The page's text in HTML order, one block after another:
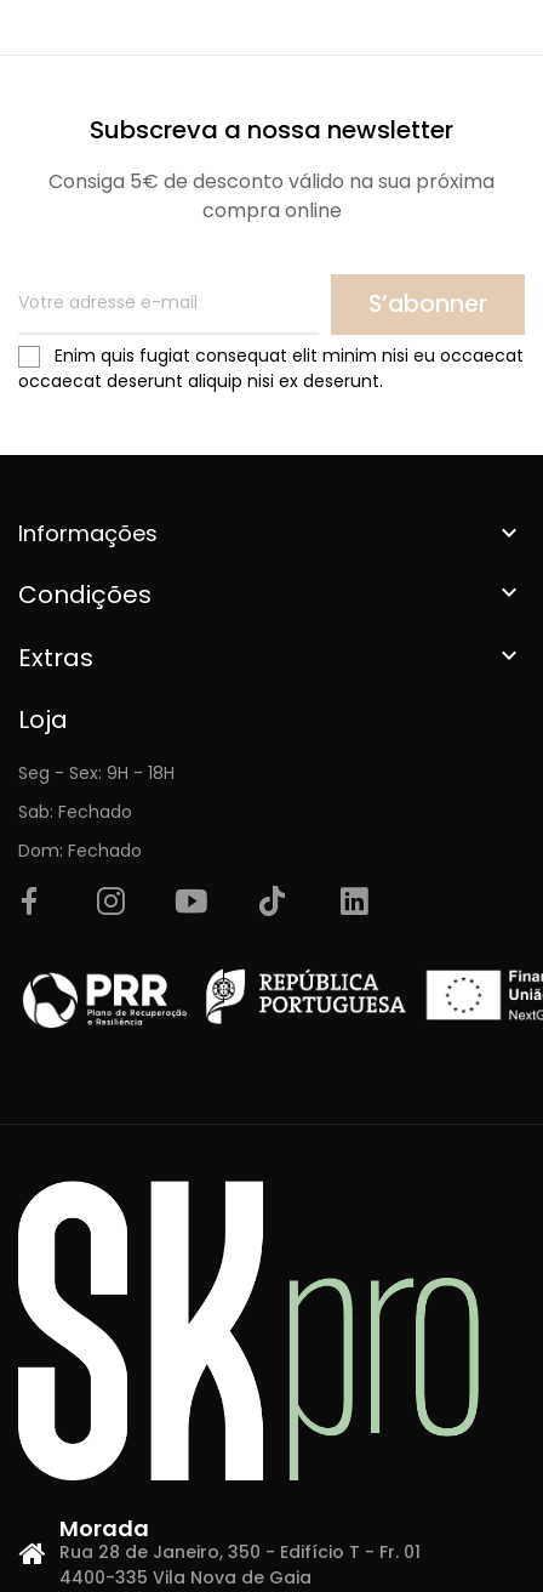
Subscreva a nossa newsletter
Consiga 5€ de desconto válido na sua próxima
compra online
S’abonner
Enim quis fugiat consequat elit minim nisi eu occaecat
occaecat deserunt aliquip nisi ex deserunt.
Informações 
Condições 
Extras 
Loja
Seg - Sex: 9H - 18H
Sab: Fechado
Dom: Fechado
Morada
Rua 28 de Janeiro, 350 - Edifício T - Fr. 01
4400-335 Vila Nova de Gaia